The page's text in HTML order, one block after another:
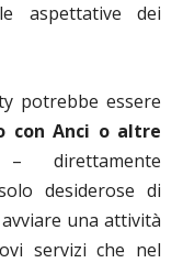
aspettative dei
potrebbe essere
con Anci o altre
direttamente
desiderose di
una attività
servizi che nel